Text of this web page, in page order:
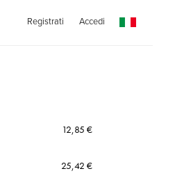
Registrati Accedi
12,85 €
25,42 €